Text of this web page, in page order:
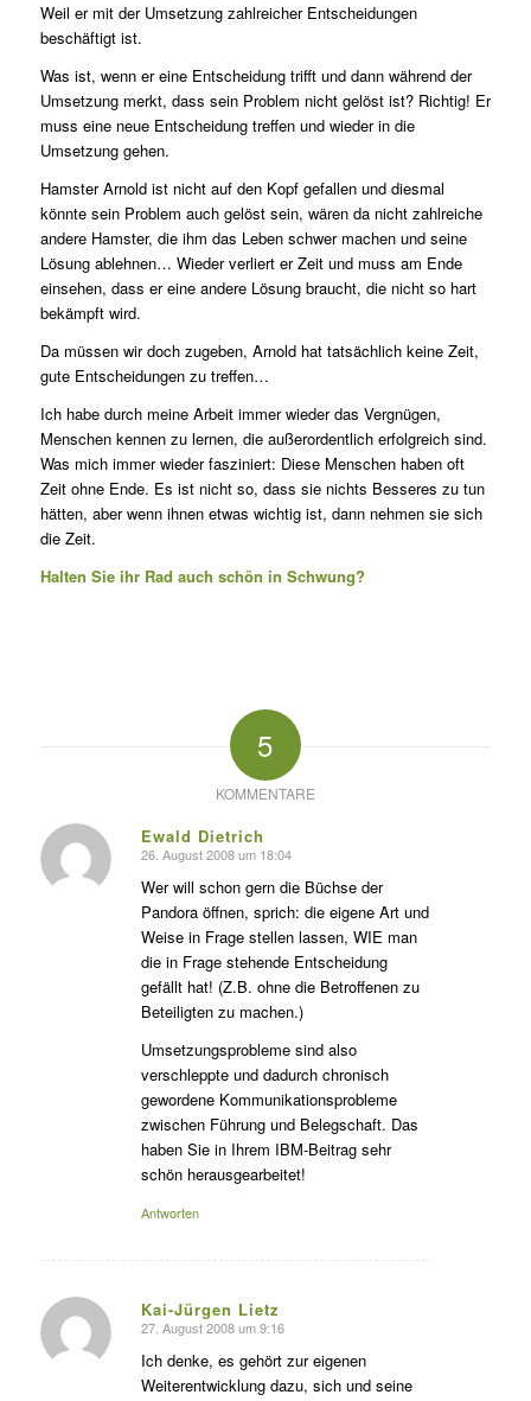
Weil er mit der Umsetzung zahlreicher Entscheidungen
beschäftigt ist.
Was ist, wenn er eine Entscheidung trifft und dann während der
Umsetzung merkt, dass sein Problem nicht gelöst ist? Richtig! Er
muss eine neue Entscheidung treffen und wieder in die
Umsetzung gehen.
Hamster Arnold ist nicht auf den Kopf gefallen und diesmal
könnte sein Problem auch gelöst sein, wären da nicht zahlreiche
andere Hamster, die ihm das Leben schwer machen und seine
Lösung ablehnen… Wieder verliert er Zeit und muss am Ende
einsehen, dass er eine andere Lösung braucht, die nicht so hart
bekämpft wird.
Da müssen wir doch zugeben, Arnold hat tatsächlich keine Zeit,
gute Entscheidungen zu treffen…
Ich habe durch meine Arbeit immer wieder das Vergnügen,
Menschen kennen zu lernen, die außerordentlich erfolgreich sind.
Was mich immer wieder fasziniert: Diese Menschen haben oft
Zeit ohne Ende. Es ist nicht so, dass sie nichts Besseres zu tun
hätten, aber wenn ihnen etwas wichtig ist, dann nehmen sie sich
die Zeit.
Halten Sie ihr Rad auch schön in Schwung?
5
KOMMENTARE
Ewald Dietrich
s
agte:
26. August 2008 um 18:04
Wer will schon gern die Büchse der
Pandora öffnen, sprich: die eigene Art und
Weise in Frage stellen lassen, WIE man
die in Frage stehende Entscheidung
gefällt hat! (Z.B. ohne die Betroffenen zu
Beteiligten zu machen.)
Umsetzungsprobleme sind also
verschleppte und dadurch chronisch
gewordene Kommunikationsprobleme
zwischen Führung und Belegschaft. Das
haben Sie in Ihrem IBM-Beitrag sehr
schön herausgearbeitet!
Antworten
Kai-Jürgen Lietz
s
agte:
27. August 2008 um 9:16
Ich denke, es gehört zur eigenen
Weiterentwicklung dazu, sich und seine